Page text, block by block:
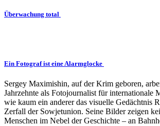
Überwachung total
Ein Fotograf ist eine Alarmglocke
Sergey Maximishin, auf der Krim geboren,
Jahrzehnte als Fotojournalist für internationale
wie kaum ein anderer das visuelle Gedächtnis
Zerfall der Sowjetunion. Seine Bilder zeigen
Menschen im Nebel der Geschichte – an